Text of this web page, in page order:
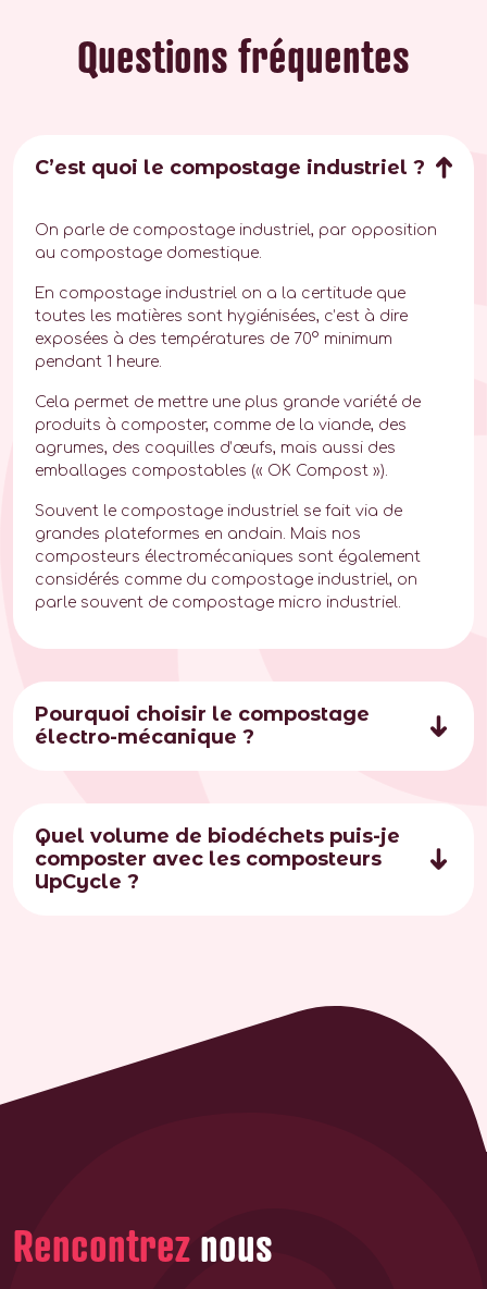
Questions fréquentes
C’est quoi le compostage industriel ?
On parle de compostage industriel, par opposition
au compostage domestique.
En compostage industriel on a la certitude que
toutes les matières sont hygiénisées, c’est à dire
exposées à des températures de 70° minimum
pendant 1 heure.
Cela permet de mettre une plus grande variété de
produits à composter, comme de la viande, des
agrumes, des coquilles d’œufs, mais aussi des
emballages compostables (« OK Compost »).
Souvent le compostage industriel se fait via de
grandes plateformes en andain. Mais nos
composteurs électromécaniques sont également
considérés comme du compostage industriel, on
parle souvent de compostage micro industriel.
Pourquoi choisir le compostage
électro-mécanique ?
Quel volume de biodéchets puis-je
composter avec les composteurs
UpCycle ?
Rencontrez nous